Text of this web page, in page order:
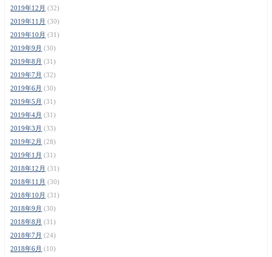
2019年12月 (32)
2019年11月 (30)
2019年10月 (31)
2019年9月 (30)
2019年8月 (31)
2019年7月 (32)
2019年6月 (30)
2019年5月 (31)
2019年4月 (31)
2019年3月 (33)
2019年2月 (28)
2019年1月 (31)
2018年12月 (31)
2018年11月 (30)
2018年10月 (31)
2018年9月 (30)
2018年8月 (31)
2018年7月 (24)
2018年6月 (10)